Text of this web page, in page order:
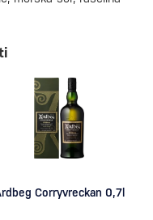
Corryvreckan 0,7l